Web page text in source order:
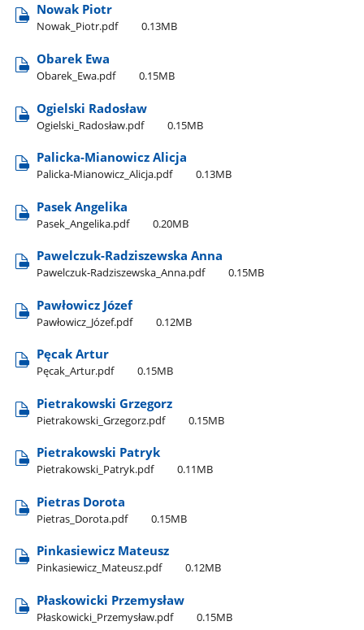
Nowak Piotr
Nowak​_Piotr.pdf 0.13MB
Obarek Ewa
Obarek​_Ewa.pdf 0.15MB
Ogielski Radosław
Ogielski​_Radosław.pdf 0.15MB
Palicka-Mianowicz Alicja
Palicka-Mianowicz​_Alicja.pdf 0.13MB
Pasek Angelika
Pasek​_Angelika.pdf 0.20MB
Pawelczuk-Radziszewska Anna
Pawelczuk-Radziszewska​_Anna.pdf 0.15MB
Pawłowicz Józef
Pawłowicz​_Józef.pdf 0.12MB
Pęcak Artur
Pęcak​_Artur.pdf 0.15MB
Pietrakowski Grzegorz
Pietrakowski​_Grzegorz.pdf 0.15MB
Pietrakowski Patryk
Pietrakowski​_Patryk.pdf 0.11MB
Pietras Dorota
Pietras​_Dorota.pdf 0.15MB
Pinkasiewicz Mateusz
Pinkasiewicz​_Mateusz.pdf 0.12MB
Płaskowicki Przemysław
Płaskowicki​_Przemysław.pdf 0.15MB